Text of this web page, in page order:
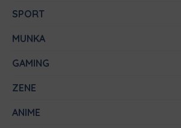
SPORT
MUNKA
GAMING
ZENE
ANIME